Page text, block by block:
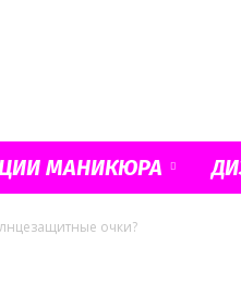
МАНИКЮРА
очки?